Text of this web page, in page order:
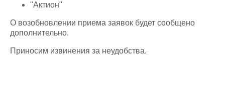
"Актион"
О возобновлении приема заявок будет сообщено
дополнительно.
Приносим извинения за неудобства.